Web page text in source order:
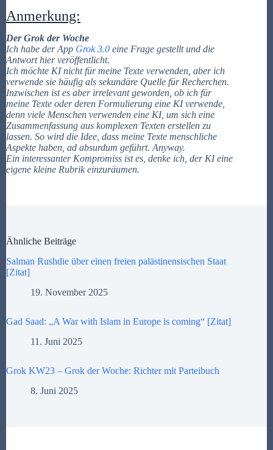
Anmerkung:
Der Grok der Woche
Ich habe der App Grok 3.0 eine Frage gestellt und die
Antwort hier veröffentlicht.
Ich möchte KI nicht für meine Texte verwenden, aber ich
verwende sie häufig als sekundäre Quelle für Recherchen.
Inzwischen ist es aber irrelevant geworden, ob ich für
meine Texte oder deren Formulierung eine KI verwende,
denn viele Menschen verwenden eine KI, um sich eine
Zusammenfassung aus komplexen Texten erstellen zu
lassen. So wird die Idee, dass meine Texte menschliche
Aspekte haben, ad absurdum geführt. Anyway.
Ein interessanter Kompromiss ist es, denke ich, der KI eine
eigene kleine Rubrik einzuräumen.
Ähnliche Beiträge
Salman Rushdie über einen freien palästinensischen Staat
[Zitat]
19. November 2025
Gad Saad: „A War with Islam in Europe is coming“ [Zitat]
11. Juni 2025
Grok KW23 – Grok der Woche: Richter mit Parteibuch
8. Juni 2025